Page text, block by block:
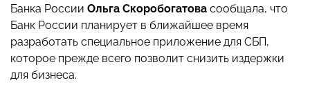
Банка России Ольга Скоробогатова сообщала, что
Банк России планирует в ближайшее время
разработать специальное приложение для СБП,
которое прежде всего позволит снизить издержки
для бизнеса.